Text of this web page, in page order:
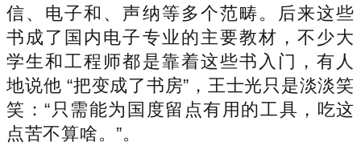
信、电子和、声纳等多个范畴。后来这些
书成了国内电子专业的主要教材，不少大
学生和工程师都是靠着这些书入门，有人
地说他 “把变成了书房”，王士光只是淡淡笑
笑：“只需能为国度留点有用的工具，吃这
点苦不算啥。”。